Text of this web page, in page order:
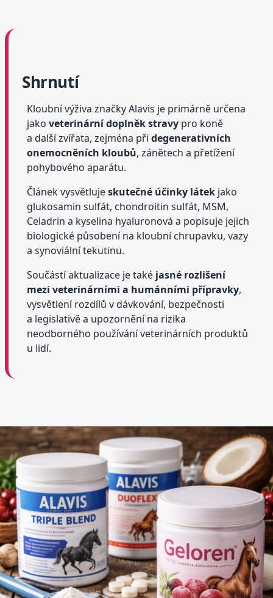
Shrnutí
Kloubní výživa značky Alavis je primárně určena
jako veterinární doplněk stravy pro koně
a další zvířata, zejména při degenerativních
onemocněních kloubů, zánětech a přetížení
pohybového aparátu.
Článek vysvětlujeskutečné účinky látek jako
glukosamin sulfát, chondroitin sulfát, MSM,
Celadrin a kyselina hyaluronová a popisuje jejich
biologické působení na kloubní chrupavku, vazy
a synoviální tekutinu.
Součástí aktualizace je také jasné rozlišení
mezi veterinárními a humánními přípravky,
vysvětlení rozdílů v dávkování, bezpečnosti
a legislativě a upozornění na rizika
neodborného používání veterinárních produktů
u lidí.